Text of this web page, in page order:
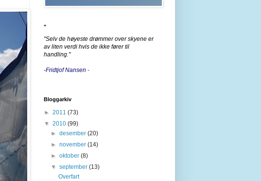
"
"Selv de høyeste drømmer over skyene er
av liten verdi hvis de ikke fører til
handling."
-Fridtjof Nansen -
Bloggarkiv
► 2011 (73)
▼ 2010 (99)
►desember(20)
►november(14)
►oktober(8)
▼september(13)
Overfart